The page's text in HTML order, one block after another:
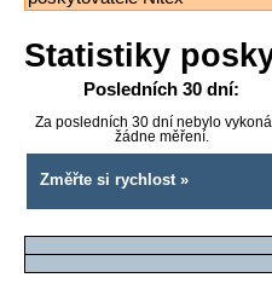
Statistiky
Posledních 30 dní:
Za posledních 30 dní nebylo
žádne měření.
Změřte si rychlost »